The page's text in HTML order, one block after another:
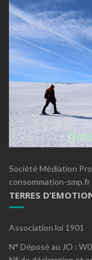
Société Médiation
consommation-
TERRES
Association loi 1901
N° Déposé au JO :